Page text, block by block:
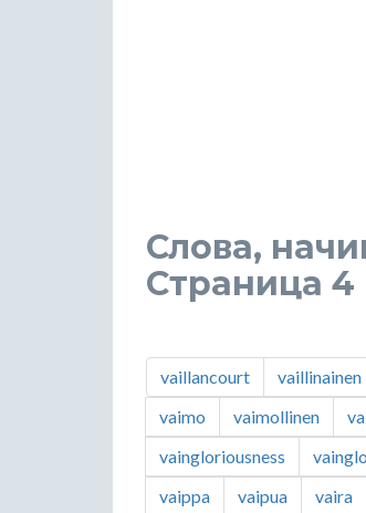
Слова,
Страница 4
vaillancourt vaillinainen
vaimo
vaimollinen
vaingloriousness
vaippa
vaipua vaira